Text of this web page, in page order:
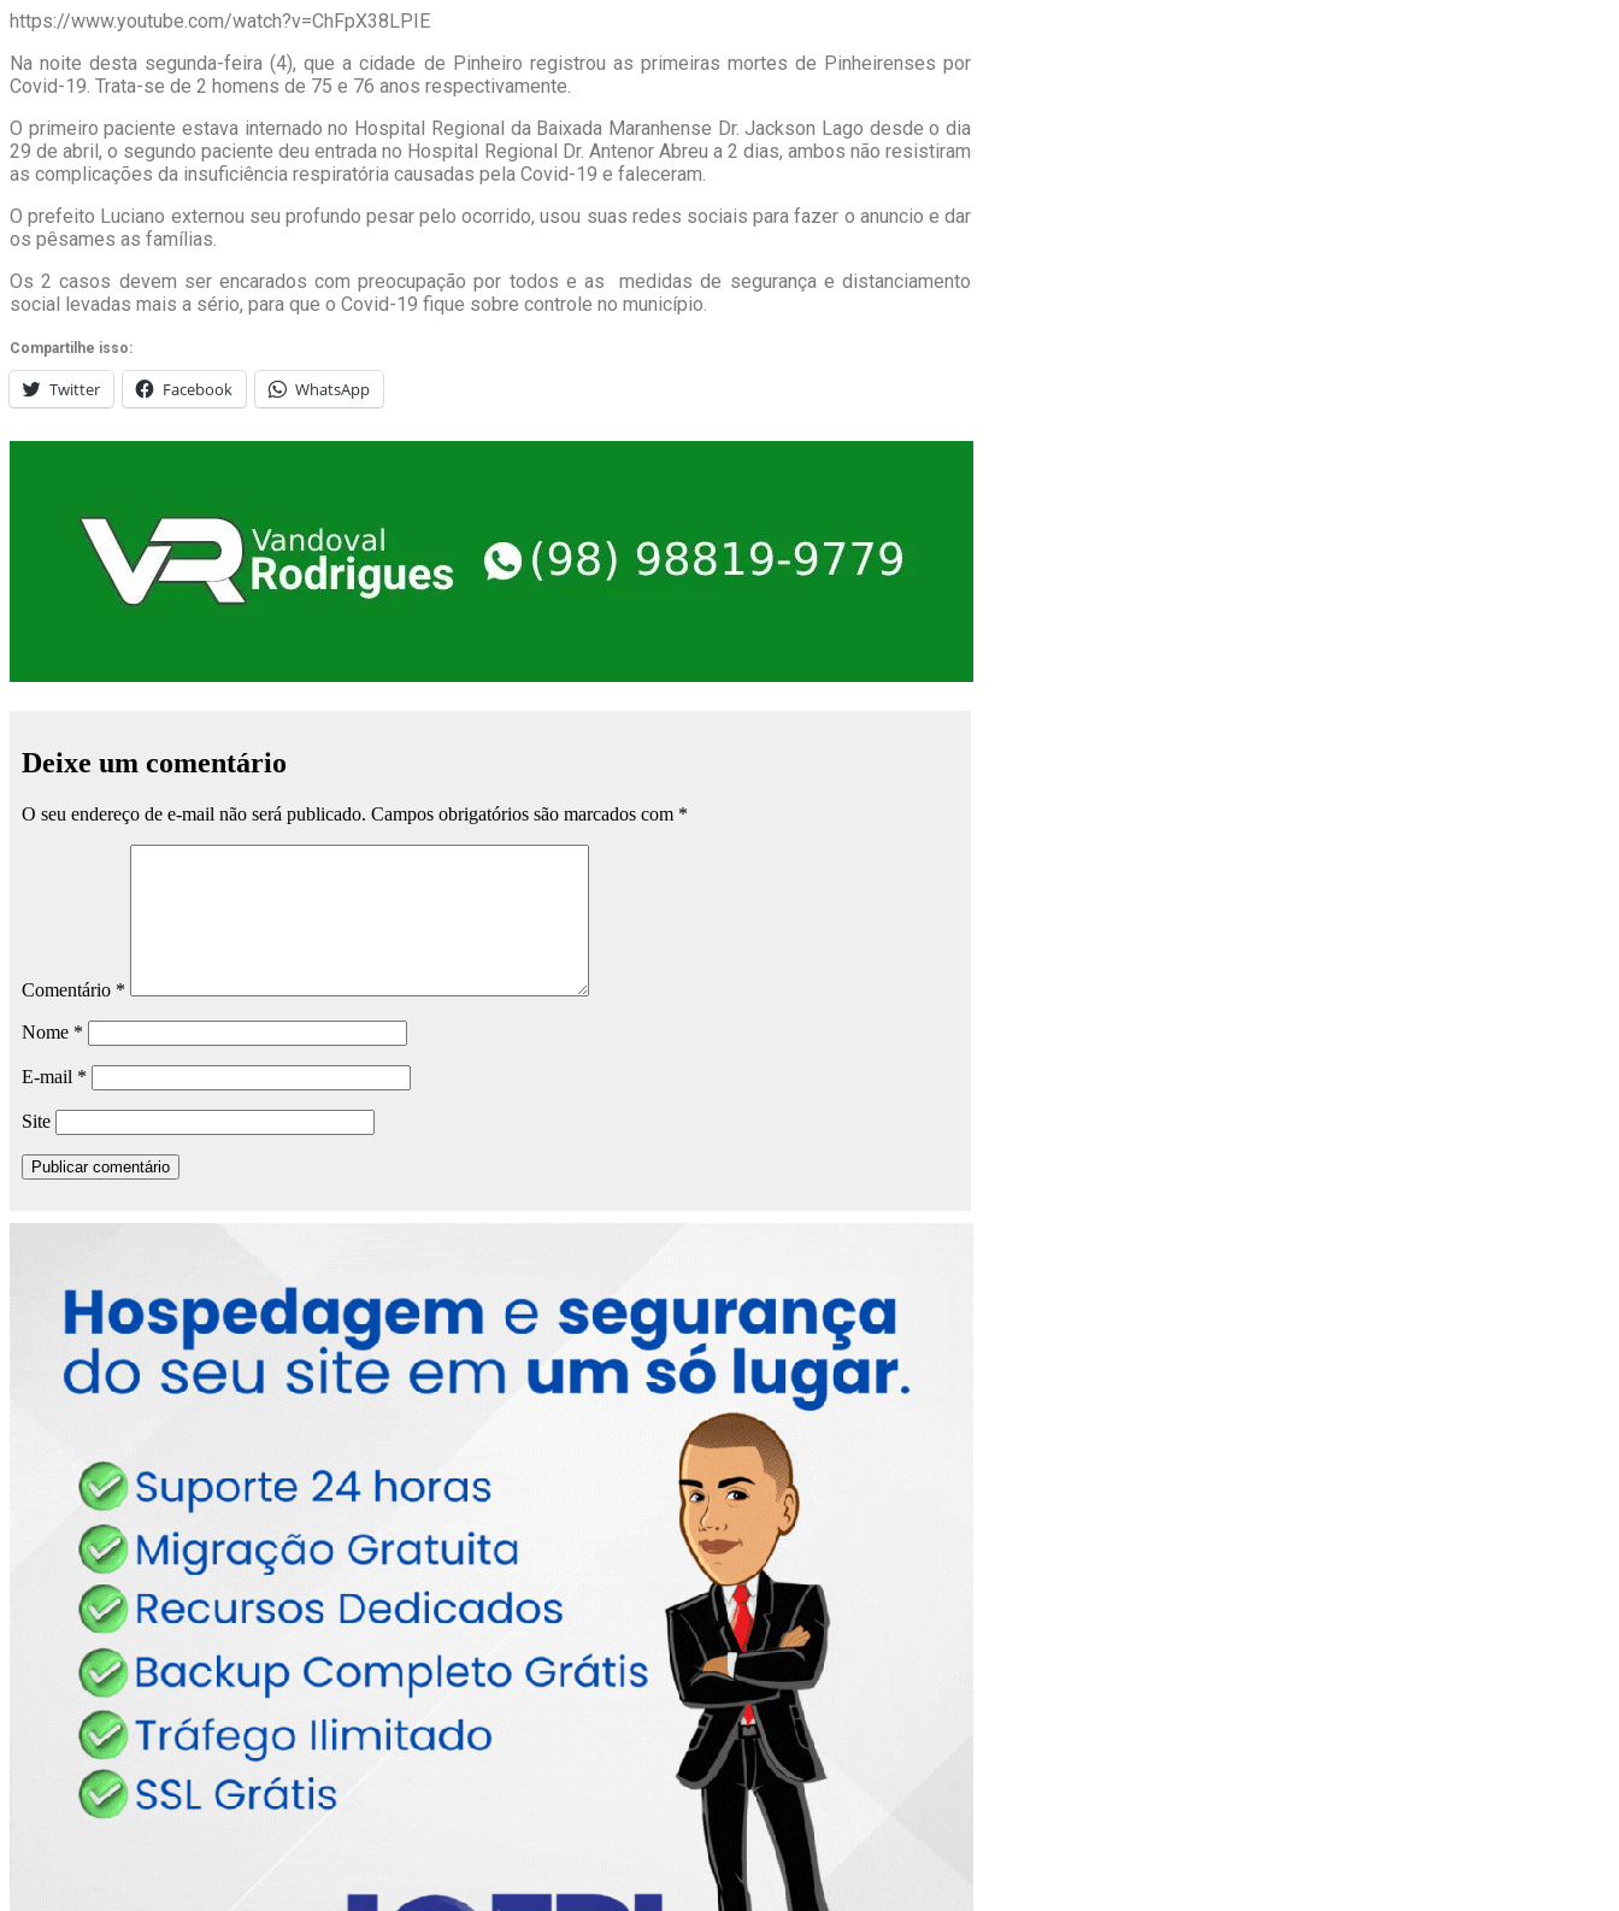
https://www.youtube.com/watch?v=ChFpX38LPIE
Na noite desta segunda-feira (4), que a cidade de Pinheiro registrou as primeiras mortes de Pinheirenses por
Covid-19. Trata-se de 2 homens de 75 e 76 anos respectivamente.
O primeiro paciente estava internado no Hospital Regional da Baixada Maranhense Dr. Jackson Lago desde o dia
29 de abril, o segundo paciente deu entrada no Hospital Regional Dr. Antenor Abreu a 2 dias, ambos não resistiram
as complicações da insuficiência respiratória causadas pela Covid-19 e faleceram.
O prefeito Luciano externou seu profundo pesar pelo ocorrido, usou suas redes sociais para fazer o anuncio e dar
os pêsames as famílias.
Os 2 casos devem ser encarados com preocupação por todos e as medidas de segurança e distanciamento
social levadas mais a sério, para que o Covid-19 fique sobre controle no município.
Compartilhe isso:
Twitter Facebook WhatsApp
Deixe um comentário
O seu endereço de e-mail não será publicado. Campos obrigatórios são marcados com *
Comentário *
Nome *
E-mail *
Site